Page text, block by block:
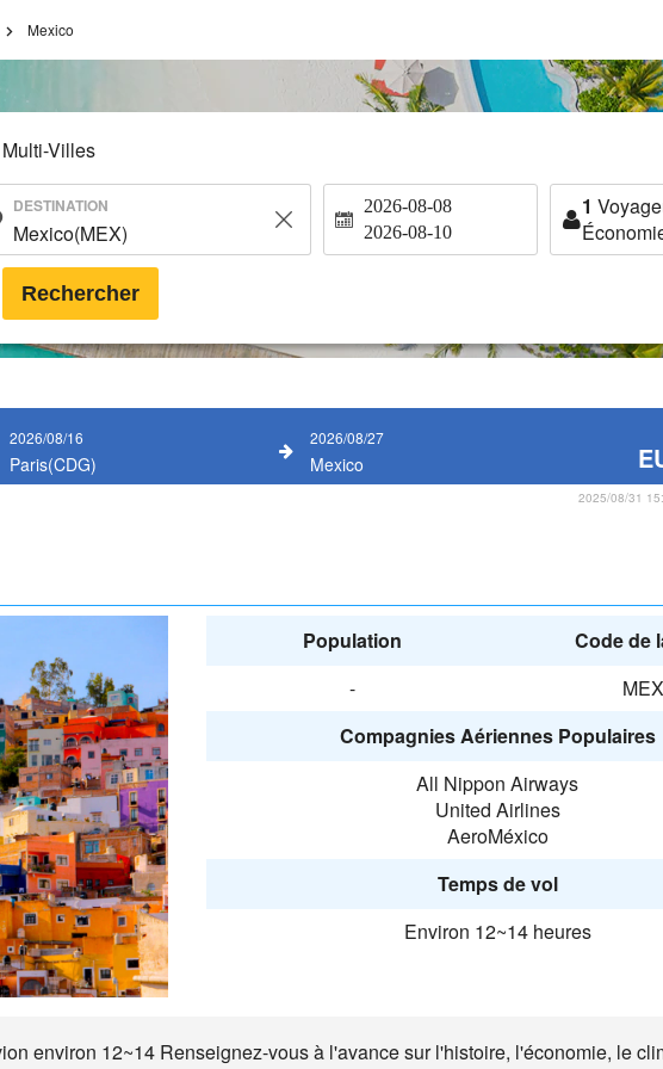
Mexico
Multi-Villes
DESTINATION 2026-08-08
2026-08-10
1
Rechercher
2026/08/16
Paris(CDG)
2026/08/27
Mexico
2025/08/31
Population
Code de
-
MEX
Compagnies Aériennes Populaires
All Nippon Airways
United Airlines
AeroMéxico
Temps de vol
Environ 12~14 heures
environ 12~14 Renseignez-vous à l'avance sur l'histoire, l'économie, le